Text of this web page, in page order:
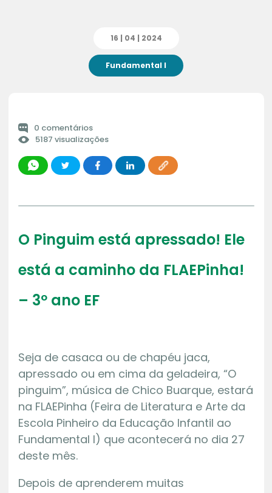
16 | 04 | 2024
Fundamental I
0 comentários
5187 visualizações
O Pinguim está apressado! Ele
está a caminho da FLAEPinha!
– 3º ano EF
Seja de casaca ou de chapéu jaca,
apressado ou em cima da geladeira, “O
pinguim”, música de Chico Buarque, estará
na FLAEPinha (Feira de Literatura e Arte da
Escola Pinheiro da Educação Infantil ao
Fundamental I) que acontecerá no dia 27
deste mês.
Depois de aprenderem muitas